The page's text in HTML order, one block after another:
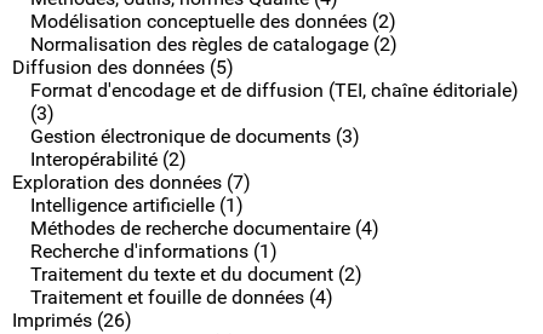
Modélisation conceptuelle des données (2)
Normalisation des règles de catalogage (2)
Diffusion des données (5)
Format d'encodage et de diffusion (TEI, chaîne éditoriale)
(3)
Gestion électronique de documents (3)
Interopérabilité (2)
Exploration des données (7)
Intelligence artificielle (1)
Méthodes de recherche documentaire (4)
Recherche d'informations (1)
Traitement du texte et du document (2)
Traitement et fouille de données (4)
Imprimés (26)